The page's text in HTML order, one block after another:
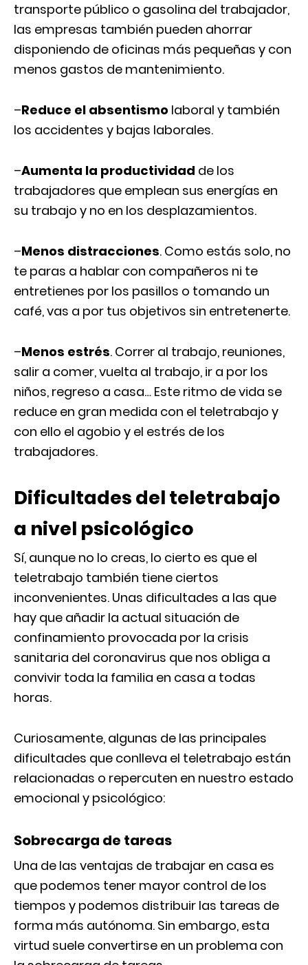
transporte público o gasolina del trabajador,
las empresas también pueden ahorrar
disponiendo de oficinas más pequeñas y con
menos gastos de mantenimiento.
–Reduce el absentismo laboral y también
los accidentes y bajas laborales.
–Aumenta la productividad de los
trabajadores que emplean sus energías en
su trabajo y no en los desplazamientos.
–Menos distracciones. Como estás solo, no
te paras a hablar con compañeros ni te
entretienes por los pasillos o tomando un
café, vas a por tus objetivos sin entretenerte.
–Menos estrés. Correr al trabajo, reuniones,
salir a comer, vuelta al trabajo, ir a por los
niños, regreso a casa… Este ritmo de vida se
reduce en gran medida con el teletrabajo y
con ello el agobio y el estrés de los
trabajadores.
Dificultades del teletrabajo
a nivel psicológico
Sí, aunque no lo creas, lo cierto es que el
teletrabajo también tiene ciertos
inconvenientes. Unas dificultades a las que
hay que añadir la actual situación de
confinamiento provocada por la crisis
sanitaria del coronavirus que nos obliga a
convivir toda la familia en casa a todas
horas.
Curiosamente, algunas de las principales
dificultades que conlleva el teletrabajo están
relacionadas o repercuten en nuestro estado
emocional y psicológico:
Sobrecarga de tareas
Una de las ventajas de trabajar en casa es
que podemos tener mayor control de los
tiempos y podemos distribuir las tareas de
forma más autónoma. Sin embargo, esta
virtud suele convertirse en un problema con